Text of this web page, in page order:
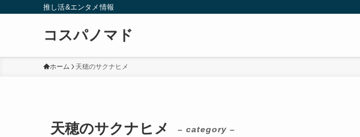
推し活&エンタメ情報
コスパノマド
ホーム 天穂のサクナヒメ
天穂のサクナヒメ – category –